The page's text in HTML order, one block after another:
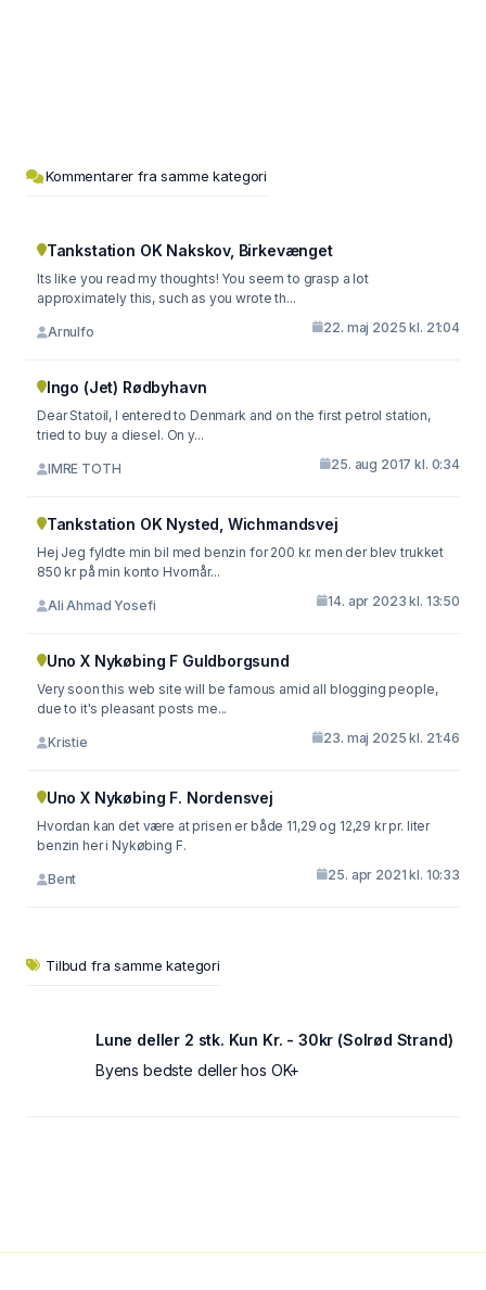
Kommentarer fra samme kategori
Tankstation OK Nakskov, Birkevænget
Its like you read my thoughts! You seem to grasp a lot
approximately this, such as you wrote th...
Arnulfo 22. maj 2025 kl. 21:04
Ingo (Jet) Rødbyhavn
Dear Statoil, I entered to Denmark and on the first petrol station,
tried to buy a diesel. On y...
IMRE TOTH 25. aug 2017 kl. 0:34
Tankstation OK Nysted, Wichmandsvej
Hej Jeg fyldte min bil med benzin for 200 kr. men der blev trukket
850 kr på min konto Hvornår...
Ali Ahmad Yosefi 14. apr 2023 kl. 13:50
Uno X Nykøbing F Guldborgsund
Very soon this web site will be famous amid all blogging people,
due to it's pleasant posts me...
Kristie 23. maj 2025 kl. 21:46
Uno X Nykøbing F. Nordensvej
Hvordan kan det være at prisen er både 11,29 og 12,29 kr pr. liter
benzin her i Nykøbing F.
Bent 25. apr 2021 kl. 10:33
Tilbud fra samme kategori
Lune deller 2 stk. Kun Kr. - 30kr (Solrød Strand)
Byens bedste deller hos OK+